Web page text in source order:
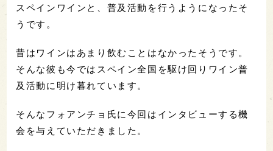
スペインワインと、普及活動を行うようになったそ
うです。
昔はワインはあまり飲むことはなかったそうです。
そんな彼も今ではスペイン全国を駆け回りワイン普
及活動に明け暮れています。
そんなフォアンチョ氏に今回はインタビューする機
会を与えていただきました。